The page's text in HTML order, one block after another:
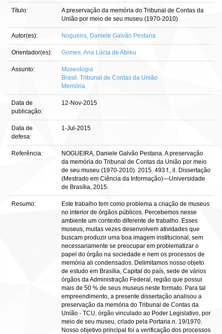
Título:
A preservação da memória do Tribunal de Contas da
União por meio de seu museu (1970-2010)
Autor(es): Nogueira, Daniele Galvão Pestana
Orientador(es): Gomes, Ana Lúcia de Abreu
Assunto:
Museologia
Brasil. Tribunal de Contas da União
Memória
Data de
publicação:
12-Nov-2015
Data de
defesa:
1-Jul-2015
Referência:
NOGUEIRA, Daniele Galvão Pestana. A preservação
da memória do Tribunal de Contas da União por meio
de seu museu (1970-2010). 2015. 493 f., il. Dissertação
(Mestrado em Ciência da Informação)—Universidade
de Brasília, 2015.
Resumo:
Este trabalho tem como problema a criação de museus
no interior de órgãos públicos. Percebemos nesse
ambiente um contexto diferente de trabalho. Esses
museus, muitas vezes desenvolvem atividades que
buscam produzir uma boa imagem institucional, sem
necessariamente se preocupar em problematizar o
papel do órgão na sociedade e nem os processos de
memória ali condensados. Delimitamos nosso objeto
de estudo em Brasília, Capital do país, sede de vários
órgãos da Administração Federal, região que possui
mais de 50 % de seus museus neste formato. Para tal
empreendimento, a presente dissertação analisou a
preservação da memória do Tribunal de Contas da
União - TCU, órgão vinculado ao Poder Legislativo, por
meio de seu museu, criado pela Portaria n. 19/1970.
Nosso objetivo principal foi a verificação dos processos